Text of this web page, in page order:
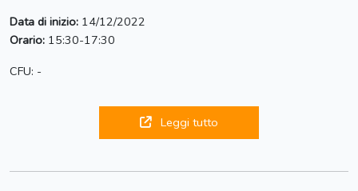
Data di inizio: 14/12/2022
Orario: 15:30-17:30
CFU: -
Leggi tutto